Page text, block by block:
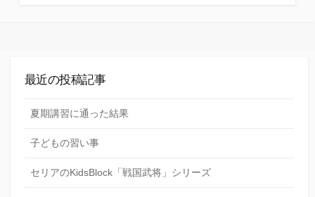
最近の投稿記事
夏期講習に通った結果
子どもの習い事
セリアのKidsBlock「戦国武将」シリーズ